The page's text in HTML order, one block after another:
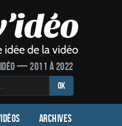
— 2011 à 2022
OK
Archives